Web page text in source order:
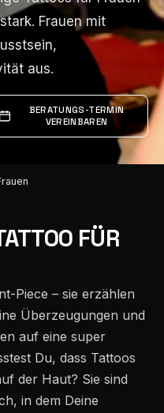
Frauen mit
aus.
Frauen mit
aus.
BERATUNGS-TERMIN
VEREINBAREN
FÜR
Piece – sie erzählen
Überzeugungen und
auf eine super
Du, dass Tattoos
der Haut? Sie sind
in dem Deine